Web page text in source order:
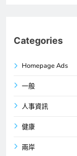
Categories
Homepage Ads
一般
人事資訊
健康
兩岸